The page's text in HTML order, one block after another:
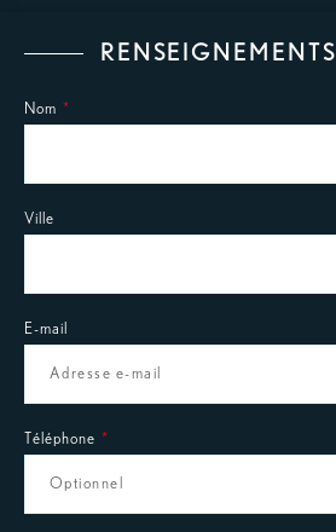
RENSEIGNEMENTS
Nom
Ville
E-mail
Téléphone